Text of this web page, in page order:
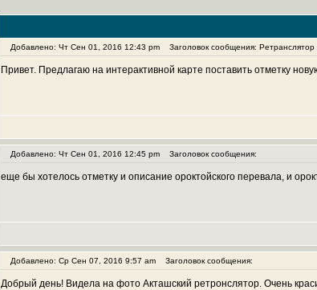
Добавлено: Чт Сен 01, 2016 12:43 pm Заголовок сообщения: Ретранслятор
Привет. Предлагаю на интерактивной карте поставить отметку
Добавлено: Чт Сен 01, 2016 12:45 pm Заголовок сообщения:
еще бы хотелось отметку и описание ороктойского перевала, и
Добавлено: Ср Сен 07, 2016 9:57 am Заголовок сообщения:
Добрый день! Видела на фото Акташский ретронслятор. Очень